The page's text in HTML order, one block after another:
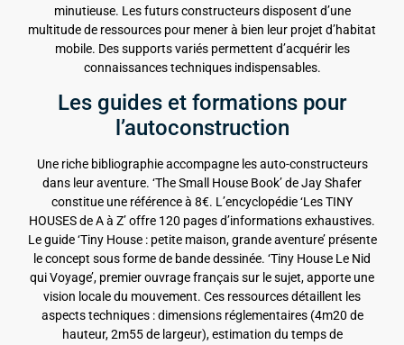
minutieuse. Les futurs constructeurs disposent d’une
multitude de ressources pour mener à bien leur projet d’habitat
mobile. Des supports variés permettent d’acquérir les
connaissances techniques indispensables.
Les guides et formations pour
l’autoconstruction
Une riche bibliographie accompagne les auto-constructeurs
dans leur aventure. ‘The Small House Book’ de Jay Shafer
constitue une référence à 8€. L’encyclopédie ‘Les TINY
HOUSES de A à Z’ offre 120 pages d’informations exhaustives.
Le guide ‘Tiny House : petite maison, grande aventure’ présente
le concept sous forme de bande dessinée. ‘Tiny House Le Nid
qui Voyage’, premier ouvrage français sur le sujet, apporte une
vision locale du mouvement. Ces ressources détaillent les
aspects techniques : dimensions réglementaires (4m20 de
hauteur, 2m55 de largeur), estimation du temps de